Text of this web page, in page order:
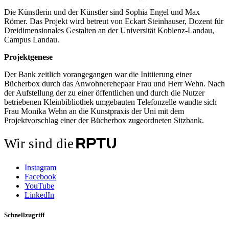
Die Künstlerin und der Künstler sind Sophia Engel und Max
Römer. Das Projekt wird betreut von Eckart Steinhauser, Dozent für
Dreidimensionales Gestalten an der Universität Koblenz-Landau,
Campus Landau.
Projektgenese
Der Bank zeitlich vorangegangen war die Initiierung einer
Bücherbox durch das Anwohnerehepaar Frau und Herr Wehn. Nach
der Aufstellung der zu einer öffentlichen und durch die Nutzer
betriebenen Kleinbibliothek umgebauten Telefonzelle wandte sich
Frau Monika Wehn an die Kunstpraxis der Uni mit dem
Projektvorschlag einer der Bücherbox zugeordneten Sitzbank.
Wir sind die
Instagram
Facebook
YouTube
LinkedIn
Schnellzugriff